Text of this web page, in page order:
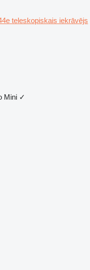
teleskopiskais iekrāvējs
Mini ✓